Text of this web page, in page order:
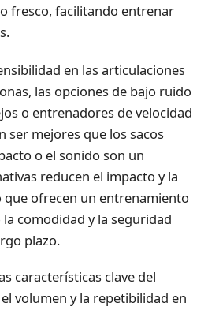
fresco, facilitando entrenar
en las articulaciones
las opciones de bajo ruido
o entrenadores de velocidad
ser mejores que los sacos
o el sonido son un
reducen el impacto y la
ofrecen un entrenamiento
comodidad y la seguridad
plazo.
características clave del
volumen y la repetibilidad en